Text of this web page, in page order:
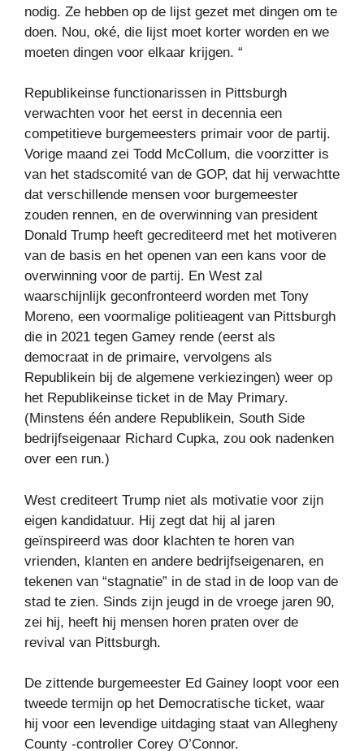
nodig. Ze hebben op de lijst gezet met dingen om te
doen. Nou, oké, die lijst moet korter worden en we
moeten dingen voor elkaar krijgen. “
Republikeinse functionarissen in Pittsburgh
verwachten voor het eerst in decennia een
competitieve burgemeesters primair voor de partij.
Vorige maand zei Todd McCollum, die voorzitter is
van het stadscomité van de GOP, dat hij verwachtte
dat verschillende mensen voor burgemeester
zouden rennen, en de overwinning van president
Donald Trump heeft gecrediteerd met het motiveren
van de basis en het openen van een kans voor de
overwinning voor de partij. En West zal
waarschijnlijk geconfronteerd worden met Tony
Moreno, een voormalige politieagent van Pittsburgh
die in 2021 tegen Gamey rende (eerst als
democraat in de primaire, vervolgens als
Republikein bij de algemene verkiezingen) weer op
het Republikeinse ticket in de May Primary.
(Minstens één andere Republikein, South Side
bedrijfseigenaar Richard Cupka, zou ook nadenken
over een run.)
West crediteert Trump niet als motivatie voor zijn
eigen kandidatuur. Hij zegt dat hij al jaren
geïnspireerd was door klachten te horen van
vrienden, klanten en andere bedrijfseigenaren, en
tekenen van “stagnatie” in de stad in de loop van de
stad te zien. Sinds zijn jeugd in de vroege jaren 90,
zei hij, heeft hij mensen horen praten over de
revival van Pittsburgh.
De zittende burgemeester Ed Gainey loopt voor een
tweede termijn op het Democratische ticket, waar
hij voor een levendige uitdaging staat van Allegheny
County -controller Corey O’Connor.